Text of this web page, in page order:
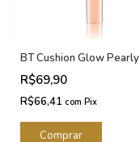
BT Cushion Glow Pearly
R$69,90
R$66,41 com Pix